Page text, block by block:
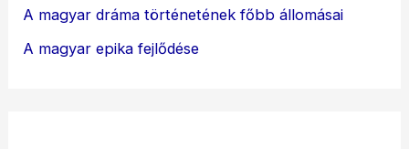
A magyar dráma történetének főbb állomásai
A magyar epika fejlődése